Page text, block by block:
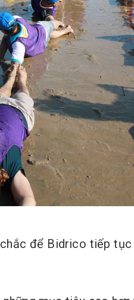
để Bidrico tiếp